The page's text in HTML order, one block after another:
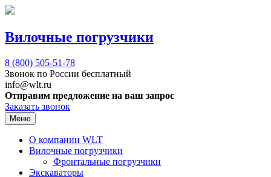
Вилочные погрузчики
8 (800) 505-51-78
Звонок по России бесплатный
info@wlt.ru
Отправим предложение на ваш запрос
Заказать звонок
Меню
О компании WLT
Вилочные погрузчики
Фронтальные погрузчики
Экскаваторы